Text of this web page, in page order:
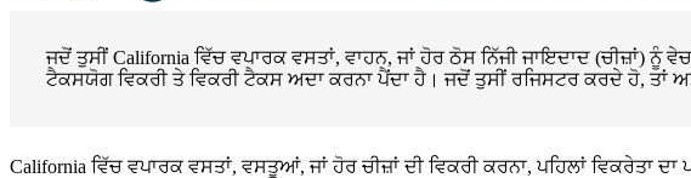
ਜਦੋਂ ਤੁਸੀਂ California ਵਿੱਚ ਵਪਾਰਕ ਵਸਤਾਂ, ਵਾਹਨ, ਜਾਂ ਹੋਰ ਠੋਸ ਨਿੱਜੀ ਜਾਇਦਾਦ (ਚੀਜ਼ਾਂ)
ਟੈਕਸਯੋਗ ਵਿਕਰੀ ਤੇ ਵਿਕਰੀ ਟੈਕਸ ਅਦਾ ਕਰਨਾ ਪੈਂਦਾ ਹੈ। ਜਦੋਂ ਤੁਸੀਂ ਰਜਿਸਟਰ ਕਰਦੇ ਹੋ, ਤਾਂ
California ਵਿੱਚ ਵਪਾਰਕ ਵਸਤਾਂ, ਵਸਤੂਆਂ, ਜਾਂ ਹੋਰ ਚੀਜ਼ਾਂ ਦੀ ਵਿਕਰੀ ਕਰਨਾ, ਪਹਿਲਾਂ ਵਿਕਰੇਤਾ